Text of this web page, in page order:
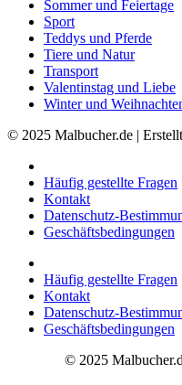
Sommer und Feiertage
Sport
Teddys und Pferde
Tiere und Natur
Transport
Valentinstag und Liebe
Winter und
© 2025 Malbucher.de |
Häufig gestellte Fragen
Kontakt
Datenschutz-
Geschäftsbedingungen
Häufig gestellte Fragen
Kontakt
Datenschutz-
Geschäftsbedingungen
© 2025